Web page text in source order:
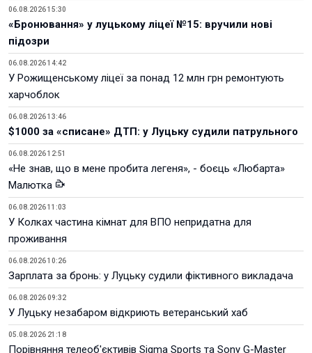
06.08.2026 15:30
«Бронювання» у луцькому ліцеї №15: вручили нові
підозри
06.08.2026 14:42
У Рожищенському ліцеї за понад 12 млн грн ремонтують
харчоблок
06.08.2026 13:46
$1000 за «списане» ДТП: у Луцьку судили патрульного
06.08.2026 12:51
«Не знав, що в мене пробита легеня», - боєць «Любарта»
Малютка
06.08.2026 11:03
У Колках частина кімнат для ВПО непридатна для
проживання
06.08.2026 10:26
Зарплата за бронь: у Луцьку судили фіктивного викладача
06.08.2026 09:32
У Луцьку незабаром відкриють ветеранський хаб
05.08.2026 21:18
Порівняння телеоб'єктивів Sigma Sports та Sony G-Master